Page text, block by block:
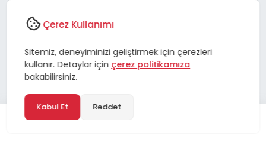
Görüntü ve Video Üretim Araçları (Midjourney)
Veri Analizi ve Öngörü Platformları (Dataiku)
Akıllı Otomasyon ve RPA (UiPath)
Ses ve Konuşma Teknolojileri (ElevenLabs)
Çerez Kullanımı
Sitemiz, deneyiminizi geliştirmek için çerezleri
kullanır. Detaylar için çerez politikamıza
bakabilirsiniz.
Kabul Et Reddet